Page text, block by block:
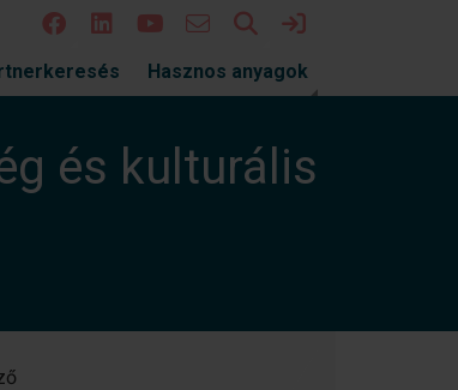
Keresés
Hasznos anyagok
és kulturális